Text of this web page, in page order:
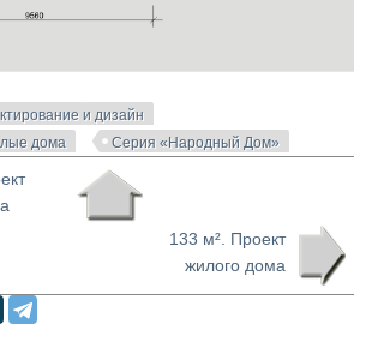
и дизайн
дома
Серия «Народный Дом»
133 м². Проект
жилого дома